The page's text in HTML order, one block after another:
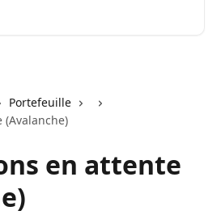
Portefeuille
en attente